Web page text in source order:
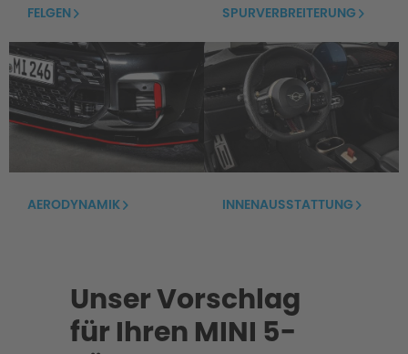
FELGEN SPURVERBREITERUNG
AERODYNAMIK INNENAUSSTATTUNG
Unser Vorschlag
für Ihren MINI 5-